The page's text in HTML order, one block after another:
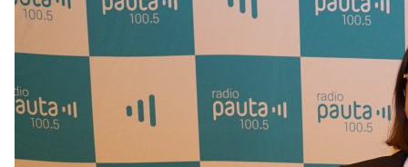
Dato en Pauta Señal 2
Contenido Patrocinado